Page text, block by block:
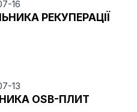
16
РЕКУПЕРАЦІЇ
13
OSB-ПЛИТ